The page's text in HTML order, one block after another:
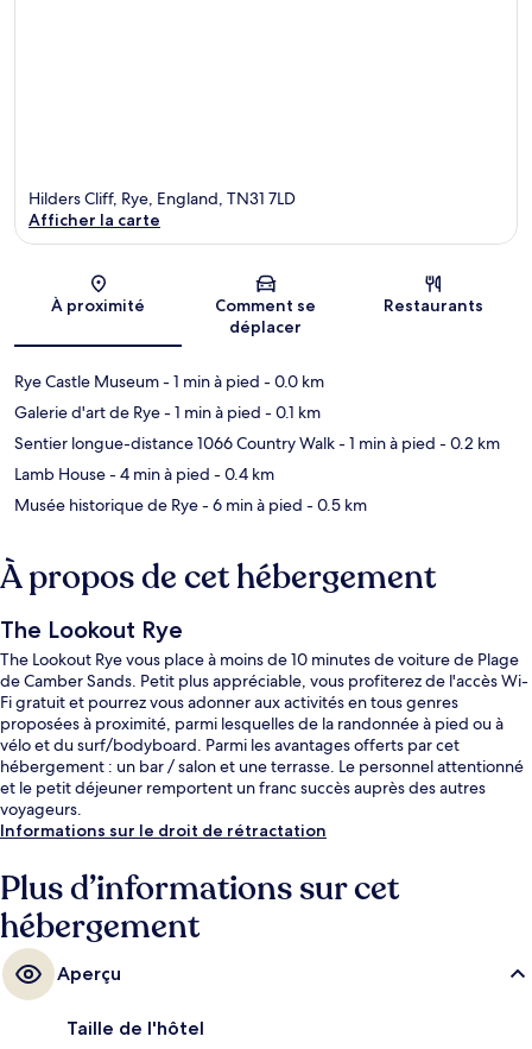
Carte
Hilders Cliff, Rye, England, TN31 7LD
Afficher la carte
À proximité
Comment se
déplacer
Restaurants
Rye Castle Museum- 1 min à pied - 0.0 km
Galerie d'art de Rye- 1 min à pied - 0.1 km
Sentier longue-distance 1066 Country Walk- 1 min à pied - 0.2 km
Lamb House- 4 min à pied - 0.4 km
Musée historique de Rye- 6 min à pied - 0.5 km
À propos de cet hébergement
The Lookout Rye
The Lookout Rye vous place à moins de 10 minutes de voiture de Plage
de Camber Sands. Petit plus appréciable, vous profiterez de l'accès Wi-
Fi gratuit et pourrez vous adonner aux activités en tous genres
proposées à proximité, parmi lesquelles de la randonnée à pied ou à
vélo et du surf/bodyboard. Parmi les avantages offerts par cet
hébergement : un bar / salon et une terrasse. Le personnel attentionné
et le petit déjeuner remportent un franc succès auprès des autres
voyageurs.
Informations sur le droit de rétractation
Plus d’informations sur cet
hébergement
Aperçu
Taille de l'hôtel